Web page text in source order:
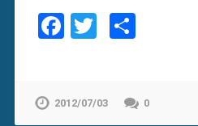
Facebook
Twitter
2012/07/03 0